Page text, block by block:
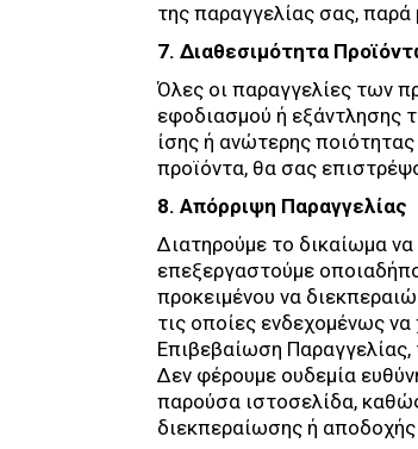
της παραγγελίας σας,
7. Διαθεσιμότητα
Όλες οι παραγγελίες των
εφοδιασμού ή εξάντλησης
ίσης ή ανώτερης
προϊόντα, θα σας
8. Απόρριψη Παραγγελίας
Διατηρούμε το δικαίωμα
επεξεργαστούμε
προκειμένου να
τις οποίες ενδεχομένως
Επιβεβαίωση Παραγγελίας,
Δεν φέρουμε ουδεμία
παρούσα ιστοσελίδα,
διεκπεραίωσης ή